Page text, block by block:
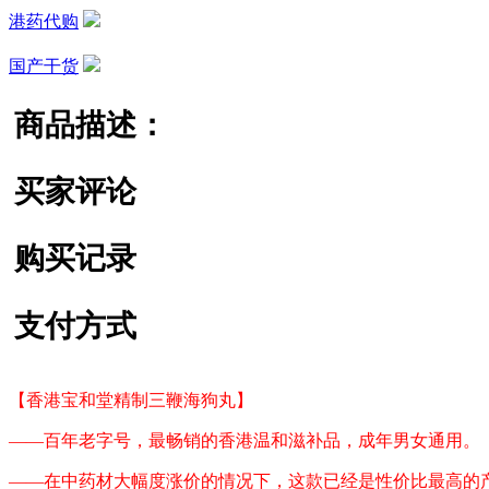
港药代购
国产干货
商品描述：
买家评论
购买记录
支付方式
【香港宝和堂精制三鞭海狗丸】
——百年老字号，最畅销的香港温和滋补品，成年男女通用。
——在中药材大幅度涨价的情况下，这款已经是性价比最高的